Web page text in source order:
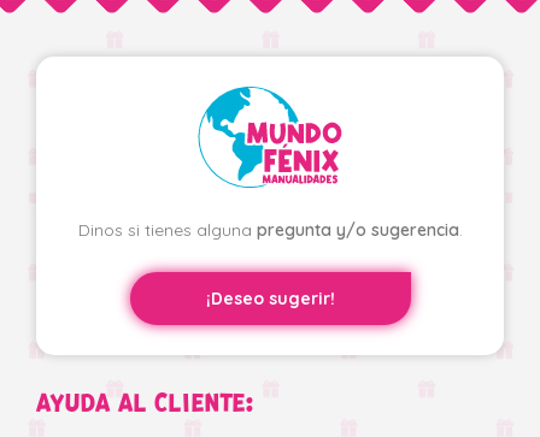
Dinos si tienes alguna pregunta y/o sugerencia.
¡Deseo sugerir!
AYUDA AL CLIENTE: